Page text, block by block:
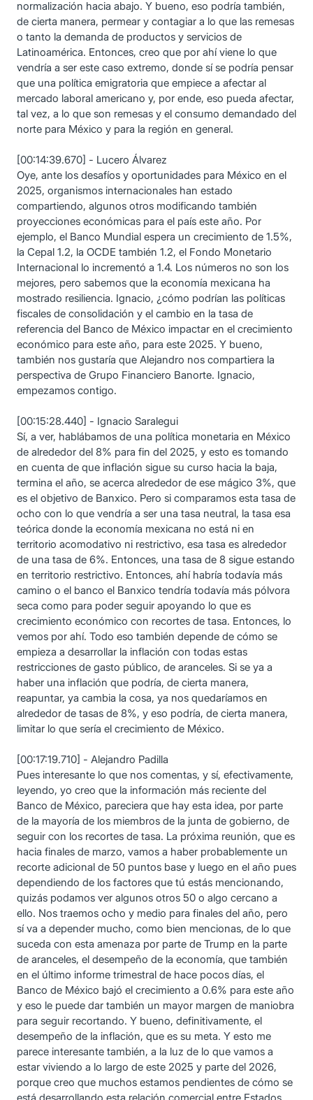
normalización hacia abajo. Y bueno, eso podría también,
de cierta manera, permear y contagiar a lo que las remesas
o tanto la demanda de productos y servicios de
Latinoamérica. Entonces, creo que por ahí viene lo que
vendría a ser este caso extremo, donde sí se podría pensar
que una política emigratoria que empiece a afectar al
mercado laboral americano y, por ende, eso pueda afectar,
tal vez, a lo que son remesas y el consumo demandado del
norte para México y para la región en general.
[00:14:39.670] - Lucero Álvarez
Oye, ante los desafíos y oportunidades para México en el
2025, organismos internacionales han estado
compartiendo, algunos otros modificando también
proyecciones económicas para el país este año. Por
ejemplo, el Banco Mundial espera un crecimiento de 1.5%,
la Cepal 1.2, la OCDE también 1.2, el Fondo Monetario
Internacional lo incrementó a 1.4. Los números no son los
mejores, pero sabemos que la economía mexicana ha
mostrado resiliencia. Ignacio, ¿cómo podrían las políticas
fiscales de consolidación y el cambio en la tasa de
referencia del Banco de México impactar en el crecimiento
económico para este año, para este 2025. Y bueno,
también nos gustaría que Alejandro nos compartiera la
perspectiva de Grupo Financiero Banorte. Ignacio,
empezamos contigo.
[00:15:28.440] - Ignacio Saralegui
Sí, a ver, hablábamos de una política monetaria en México
de alrededor del 8% para fin del 2025, y esto es tomando
en cuenta de que inflación sigue su curso hacia la baja,
termina el año, se acerca alrededor de ese mágico 3%, que
es el objetivo de Banxico. Pero si comparamos esta tasa de
ocho con lo que vendría a ser una tasa neutral, la tasa esa
teórica donde la economía mexicana no está ni en
territorio acomodativo ni restrictivo, esa tasa es alrededor
de una tasa de 6%. Entonces, una tasa de 8 sigue estando
en territorio restrictivo. Entonces, ahí habría todavía más
camino o el banco el Banxico tendría todavía más pólvora
seca como para poder seguir apoyando lo que es
crecimiento económico con recortes de tasa. Entonces, lo
vemos por ahí. Todo eso también depende de cómo se
empieza a desarrollar la inflación con todas estas
restricciones de gasto público, de aranceles. Si se ya a
haber una inflación que podría, de cierta manera,
reapuntar, ya cambia la cosa, ya nos quedaríamos en
alrededor de tasas de 8%, y eso podría, de cierta manera,
limitar lo que sería el crecimiento de México.
[00:17:19.710] - Alejandro Padilla
Pues interesante lo que nos comentas, y sí, efectivamente,
leyendo, yo creo que la información más reciente del
Banco de México, pareciera que hay esta idea, por parte
de la mayoría de los miembros de la junta de gobierno, de
seguir con los recortes de tasa. La próxima reunión, que es
hacia finales de marzo, vamos a haber probablemente un
recorte adicional de 50 puntos base y luego en el año pues
dependiendo de los factores que tú estás mencionando,
quizás podamos ver algunos otros 50 o algo cercano a
ello. Nos traemos ocho y medio para finales del año, pero
sí va a depender mucho, como bien mencionas, de lo que
suceda con esta amenaza por parte de Trump en la parte
de aranceles, el desempeño de la economía, que también
en el último informe trimestral de hace pocos días, el
Banco de México bajó el crecimiento a 0.6% para este año
y eso le puede dar también un mayor margen de maniobra
para seguir recortando. Y bueno, definitivamente, el
desempeño de la inflación, que es su meta. Y esto me
parece interesante también, a la luz de lo que vamos a
estar viviendo a lo largo de este 2025 y parte del 2026,
porque creo que muchos estamos pendientes de cómo se